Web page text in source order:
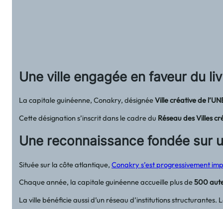
Une ville engagée en faveur du
La capitale guinéenne, Conakry, désignéeVille créative de
Cette désignation s’inscrit dans le cadre du Réseau des Villes
Une reconnaissance fondée sur
Située sur la côte atlantique,Conakry s’est progressivement
Chaque année, la capitale guinéenne accueille plus de500
La ville bénéficie aussi d’un réseau d’institutions